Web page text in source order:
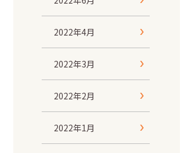
2022年4月
2022年3月
2022年2月
2022年1月